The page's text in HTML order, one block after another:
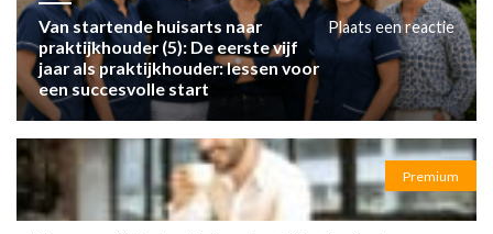
Van startende huisarts naar
praktijkhouder (5): De eerste vijf
jaar als praktijkhouder: lessen voor
een succesvolle start
Plaats een reactie
Premium